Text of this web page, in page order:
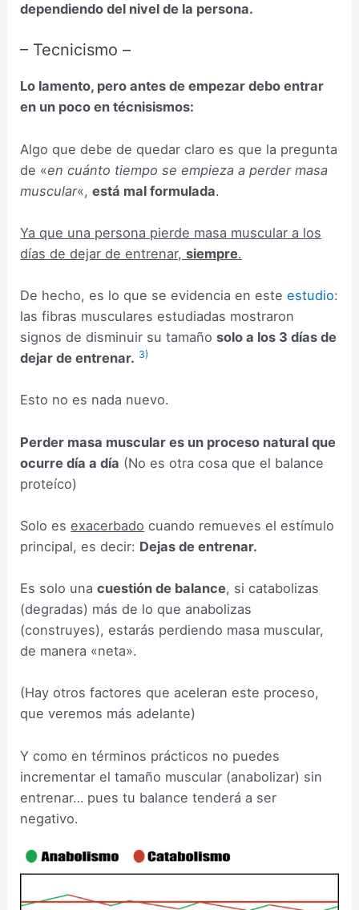
dependiendo del nivel de la persona.
– Tecnicismo –
Lo lamento, pero antes de empezar debo entrar
en un poco en técnisismos:
Algo que debe de quedar claro es que la pregunta
de «en cuánto tiempo se empieza a perder masa
muscular«,está mal formulada.
Ya que una persona pierde masa muscular a los
días de dejar de entrenar,siempre.
De hecho, es lo que se evidencia en esteestudio:
las fibras musculares estudiadas mostraron
signos de disminuir su tamañosolo a los 3 días de
dejar de entrenar. 3)
Esto no es nada nuevo.
Perder masa muscular es un proceso natural que
ocurre día a día (No es otra cosa que el balance
proteíco)
Solo esexacerbado cuando remueves el estímulo
principal, es decir: Dejas de entrenar.
Es solo unacuestión de balance, si catabolizas
(degradas) más de lo que anabolizas
(construyes), estarás perdiendo masa muscular,
de manera «neta».
(Hay otros factores que aceleran este proceso,
que veremos más adelante)
Y como en términos prácticos no puedes
incrementar el tamaño muscular (anabolizar) sin
entrenar… pues tu balance tenderá a ser
negativo.